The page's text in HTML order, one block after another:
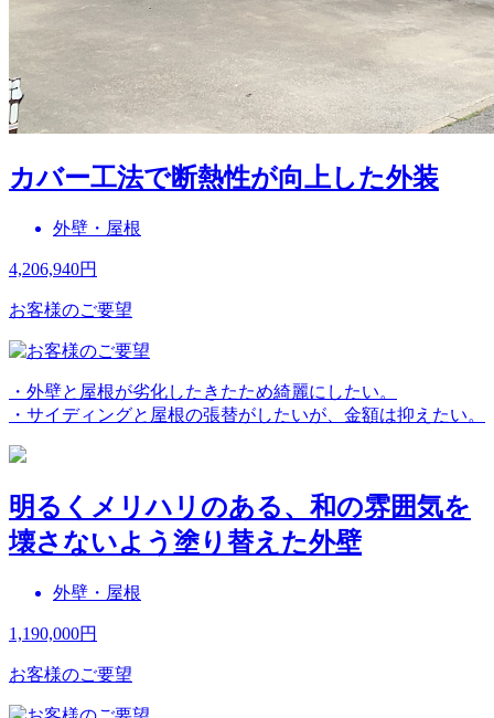
カバー工法で断熱性が向上した外装
外壁・屋根
4,206,940円
お客様のご要望
・外壁と屋根が劣化したきたため綺麗にしたい。
・サイディングと屋根の張替がしたいが、金額は抑えたい。
明るくメリハリのある、和の雰囲気を
壊さないよう塗り替えた外壁
外壁・屋根
1,190,000円
お客様のご要望